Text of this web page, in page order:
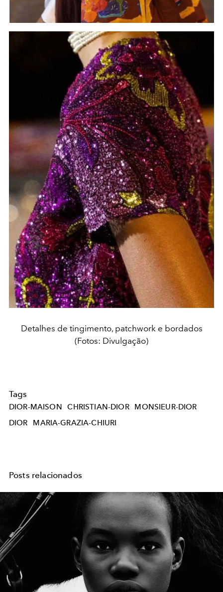
Detalhes de tingimento, patchwork e bordados
(Fotos: Divulgação)
Tags
DIOR-MAISON CHRISTIAN-DIOR
MONSIEUR-DIOR
DIOR
MARIA-GRAZIA-CHIURI
Posts relacionados